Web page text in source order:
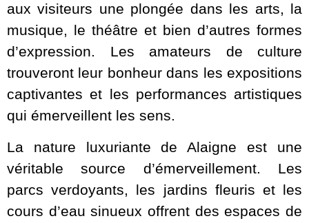
aux visiteurs une plongée dans les arts, la
musique, le théâtre et bien d’autres formes
d’expression. Les amateurs de culture
trouveront leur bonheur dans les expositions
captivantes et les performances artistiques
qui émerveillent les sens.
La nature luxuriante de Alaigne est une
véritable source d’émerveillement. Les
parcs verdoyants, les jardins fleuris et les
cours d’eau sinueux offrent des espaces de